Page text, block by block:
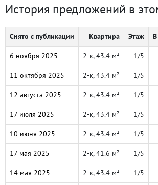
История предложений в
Снято с публикации Квартира Этаж
6 ноября 2025 2-к, 43.4 м² 1/5
11 октября 2025 2-к, 43.4 м² 1/5
12 августа 2025 2-к, 43.4 м² 1/5
17 июля 2025 2-к, 43.4 м² 1/5
10 июня 2025 2-к, 43.4 м² 1/5
17 мая 2025 2-к, 41.6 м² 1/5
14 мая 2025 2-к, 43.4 м² 1/5